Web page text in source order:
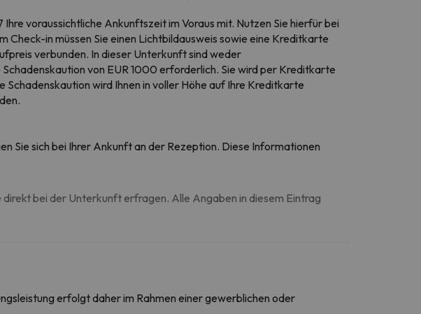
voraussichtliche Ankunftszeit im Voraus mit. Nutzen Sie hierfür bei
in müssen Sie einen Lichtbildausweis sowie eine Kreditkarte
verbunden. In dieser Unterkunft sind weder
von EUR 1000 erforderlich. Sie wird per Kreditkarte
wird Ihnen in voller Höhe auf Ihre Kreditkarte
Sie sich bei Ihrer Ankunft an der Rezeption. Diese Informationen
bei der Unterkunft erfragen. Alle Angaben in diesem Eintrag
erfolgt daher im Rahmen einer gewerblichen oder